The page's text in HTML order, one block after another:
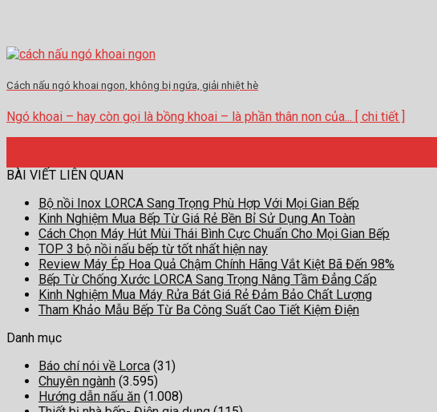
Cách nấu ngó khoai ngon, không bị ngứa, giải nhiệt hè
Ngó khoai – hay còn gọi là bồng khoai – là phần thân non của... [ chi tiết ]
BÀI VIẾT LIÊN QUAN
Bộ nồi Inox LORCA Sang Trọng Phù Hợp Với Mọi Gian Bếp
Kinh Nghiệm Mua Bếp Từ Giá Rẻ Bền Bỉ Sử Dụng An Toàn
Cách Chọn Máy Hút Mùi Thái Bình Cực Chuẩn Cho Mọi Gian Bếp
TOP 3 bộ nồi nấu bếp từ tốt nhất hiện nay
Review Máy Ép Hoa Quả Chậm Chính Hãng Vắt Kiệt Bã Đến 98%
Bếp Từ Chống Xước LORCA Sang Trọng Nâng Tầm Đẳng Cấp
Kinh Nghiệm Mua Máy Rửa Bát Giá Rẻ Đảm Bảo Chất Lượng
Tham Khảo Mẫu Bếp Từ Ba Công Suất Cao Tiết Kiệm Điện
Danh mục
Báo chí nói về Lorca (31)
Chuyên ngành (3.595)
Hướng dẫn nấu ăn (1.008)